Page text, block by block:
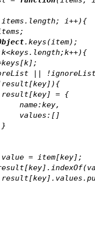
i++){
;
.keys(item);
||
                        result[key] = {
                            name:key,
                            values:[]
                        }
value = item[key];
}